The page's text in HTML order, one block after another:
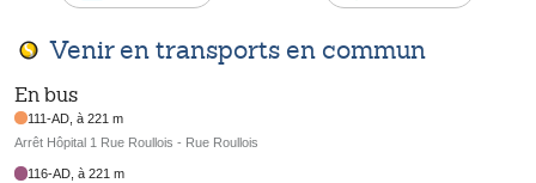
Venir en transports en commun
En bus
111-AD, à 221 m
Arrêt Hôpital 1 Rue Roullois - Rue Roullois
116-AD, à 221 m